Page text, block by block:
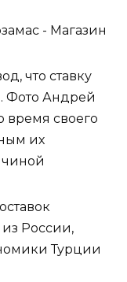
- Магазин
что ставку
Фото Андрей
время своего
их
России,
Турции